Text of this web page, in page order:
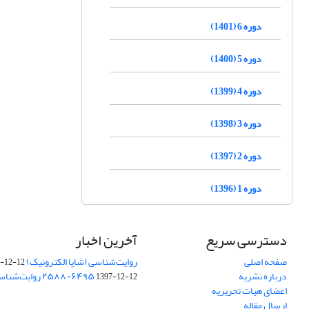
دوره 6 (1401)
دوره 5 (1400)
دوره 4 (1399)
دوره 3 (1398)
دوره 2 (1397)
دوره 1 (1396)
دسترسی سریع
صفحه اصلی
درباره نشریه
اعضای هیات تحریریه
ارسال مقاله
آخرین اخبار
روایت‌شناسی (شاپا الکترونیک) ‪۲۵۸۸-۶۲۳۱12-12
‪روایت‌شناسی (شاپا چاپی) ‪۲۵۸۸-۶۴۹۵1397-12-12